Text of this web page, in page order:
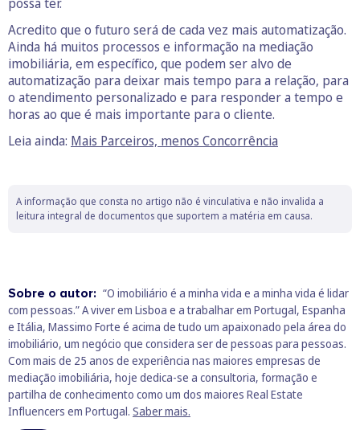
Acredito que o futuro será de cada vez mais automatização.
Ainda há muitos processos e informação na mediação
imobiliária, em específico, que podem ser alvo de
automatização para deixar mais tempo para a relação, para
o atendimento personalizado e para responder a tempo e
horas ao que é mais importante para o cliente.
Leia ainda: Mais Parceiros, menos Concorrência
A informação que consta no artigo não é vinculativa e não invalida a
leitura integral de documentos que suportem a matéria em causa.
Sobre o autor: “O imobiliário é a minha vida e a minha vida é lidar
com pessoas.” A viver em Lisboa e a trabalhar em Portugal, Espanha
e Itália, Massimo Forte é acima de tudo um apaixonado pela área do
imobiliário, um negócio que considera ser de pessoas para pessoas.
Com mais de 25 anos de experiência nas maiores empresas de
mediação imobiliária, hoje dedica-se a consultoria, formação e
partilha de conhecimento como um dos maiores Real Estate
Influencers em Portugal. Saber mais.